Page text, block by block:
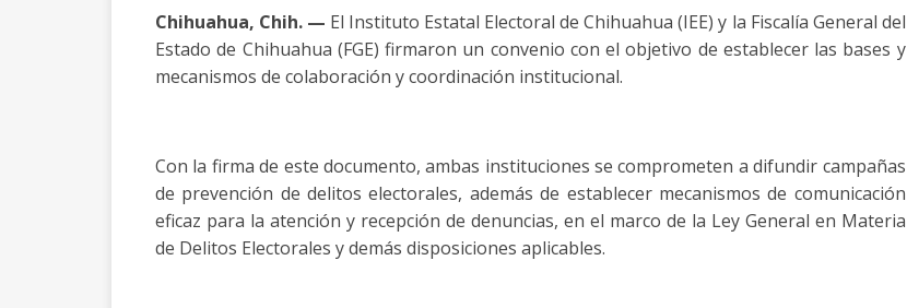
Chihuahua, Chih. — El Instituto Estatal Electoral de Chihuahua (IEE) y la Fiscalía General del
Estado de Chihuahua (FGE) firmaron un convenio con el objetivo de establecer las bases y
mecanismos de colaboración y coordinación institucional.
Con la firma de este documento, ambas instituciones se comprometen a difundir campañas
de prevención de delitos electorales, además de establecer mecanismos de comunicación
eficaz para la atención y recepción de denuncias, en el marco de la Ley General en Materia
de Delitos Electorales y demás disposiciones aplicables.